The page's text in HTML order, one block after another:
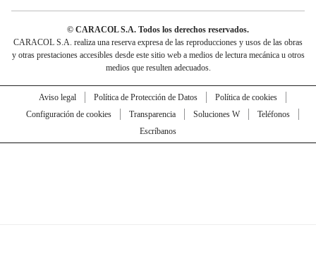
© CARACOL S.A. Todos los derechos reservados.
CARACOL S.A. realiza una reserva expresa de las reproducciones y usos de las obras
y otras prestaciones accesibles desde este sitio web a medios de lectura mecánica u otros
medios que resulten adecuados.
Aviso legal Política de Protección de Datos
Política de cookies
Configuración de cookies
Transparencia Soluciones W
Teléfonos
Escríbanos